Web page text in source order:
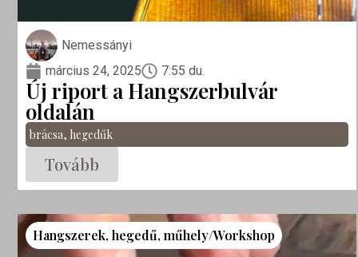
Nemessányi
március 24, 2025
7:55 du.
Új riport a Hangszerbulvár
oldalán
brácsa, hegedűk
Tovább
Hangszerek,hegedű,műhely/Workshop